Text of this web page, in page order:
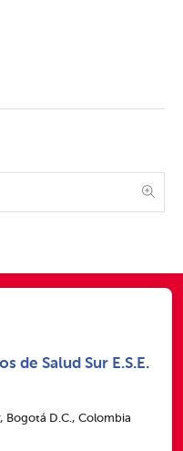
de Salud Sur E.S.E.
Bogotá D.C., Colombia